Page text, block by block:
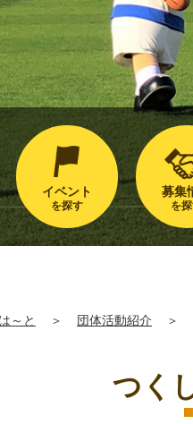
イベント
を探す
募集
を
～と ＞ 団体活動紹介 ＞
つく